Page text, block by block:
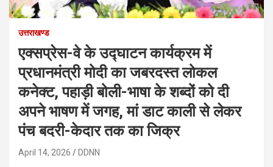
उत्तराखण्ड
एक्सप्रेस-वे के उद्घाटन कार्यक्रम में
प्रधानमंत्री मोदी का जबरदस्त लोकल
कनेक्ट, पहाड़ी बोली-भाषा के शब्दों को दी
अपने भाषण में जगह, मां डाट काली से लेकर
पंच बदरी-केदार तक का जिक्र
April 14, 2026 DDNN